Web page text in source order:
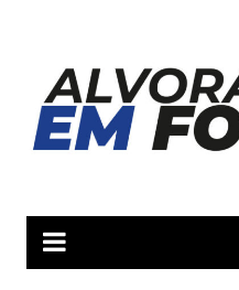
conteúdo